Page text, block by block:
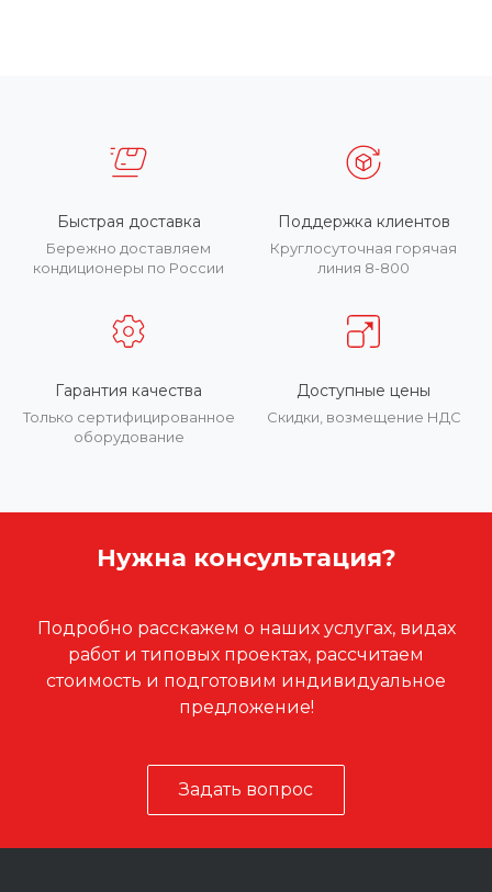
Быстрая доставка
Бережно доставляем
кондиционеры по России
Поддержка клиентов
Круглосуточная горячая
линия 8-800
Гарантия качества
Только сертифицированное
оборудование
Доступные цены
Скидки, возмещение НДС
Нужна консультация?
Подробно расскажем о наших услугах, видах
работ и типовых проектах, рассчитаем
стоимость и подготовим индивидуальное
предложение!
Задать вопрос